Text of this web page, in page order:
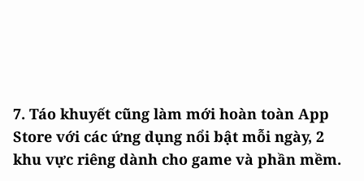
7. Táo khuyết cũng làm mới hoàn toàn App
Store với các ứng dụng nổi bật mỗi ngày, 2
khu vực riêng dành cho game và phần mềm.